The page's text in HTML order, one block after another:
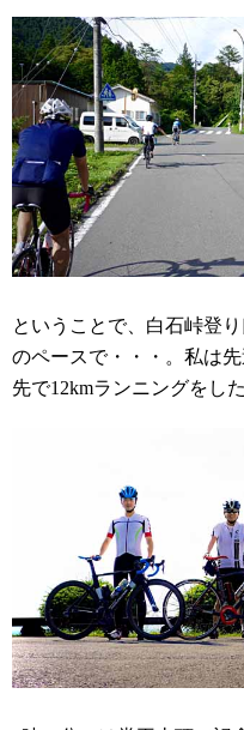
ということで、白石峠登
のペースで・・・。私は
先で12kmランニングをし